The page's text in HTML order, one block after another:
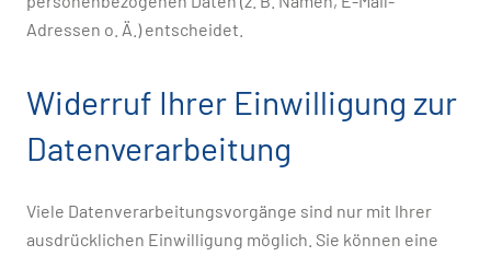
Adressen o. Ä.) entscheidet.
Widerruf Ihrer Einwilligung zur
Datenverarbeitung
Viele Datenverarbeitungsvorgänge sind nur mit Ihrer
ausdrücklichen Einwilligung möglich. Sie können eine